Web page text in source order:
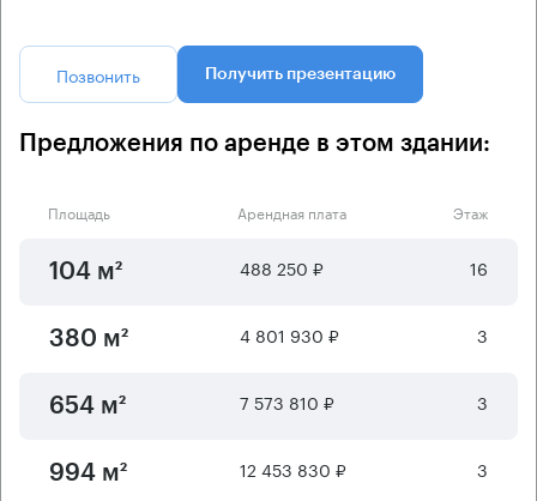
Позвонить Получить презентацию
Предложения по аренде в этом здании:
Площадь Арендная плата Этаж
104 м² 488 250 ₽ 16
380 м² 4 801 930 ₽ 3
654 м² 7 573 810 ₽ 3
994 м² 12 453 830 ₽ 3